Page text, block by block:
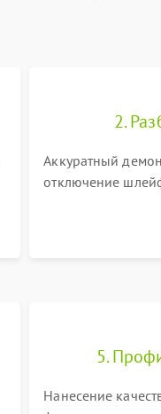
2.
Аккуратный
отключение
старой
5.
Нанесение